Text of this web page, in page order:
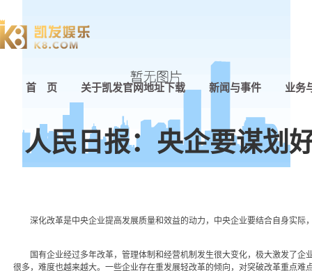
首 页 关于凯发官网地址下载 新闻与事件 业务
人民日报：央企要谋划
深化改革是中央企业提高发展质量和效益的动力，中央企业要结合自身实际
国有企业经过多年改革，管理体制和经营机制发生很大变化，极大激发了企
很多，难度也越来越大。一些企业存在重发展轻改革的倾向，对突破改革重点难